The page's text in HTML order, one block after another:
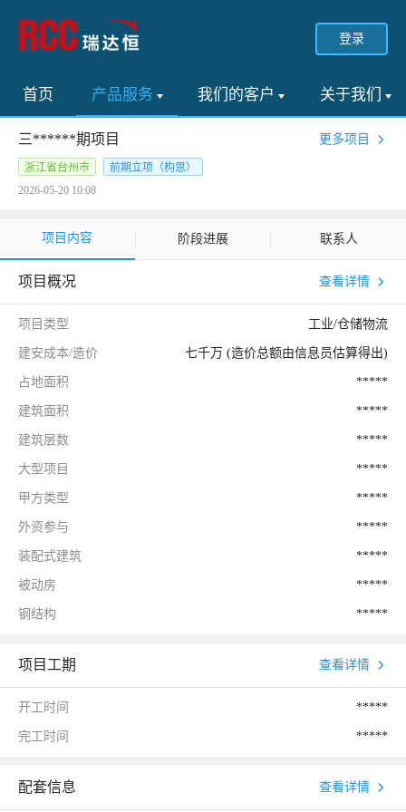
登录
首页 产品服务 我们的客户 关于我们
三******期项目 更多项目
浙江省台州市
前期立项（构思）
2026-05-20 10:08
项目内容 阶段进展 联系人
项目概况 查看详情
项目类型 工业/仓储物流
建安成本/造价 七千万 (造价总额由信息员估算得出)
占地面积 *****
建筑面积 *****
建筑层数 *****
大型项目 *****
甲方类型 *****
外资参与 *****
装配式建筑 *****
被动房 *****
钢结构 *****
项目工期 查看详情
开工时间 *****
完工时间 *****
配套信息 查看详情